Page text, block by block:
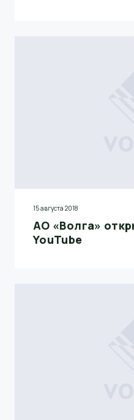
15 августа 2018
АО «Волга»
YouTube